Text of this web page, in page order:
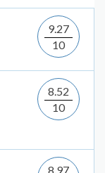
9.27
10
8.52
10
8.97